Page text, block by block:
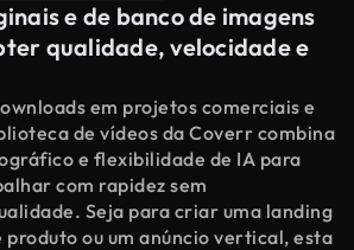
e de banco de imagens
qualidade, velocidade e
em projetos comerciais e
de vídeos da Coverr combina
e flexibilidade de IA para
com rapidez sem
Seja para criar uma landing
produto ou um anúncio vertical, esta